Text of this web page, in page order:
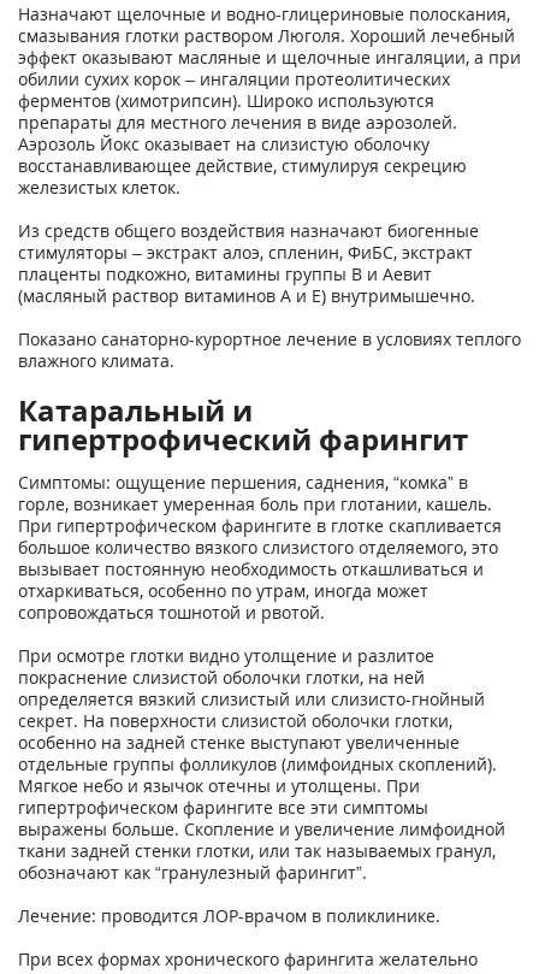
Назначают щелочные и водно-глицериновые полоскания,
смазывания глотки раствором Люголя. Хороший лечебный
эффект оказывают масляные и щелочные ингаляции, а при
обилии сухих корок – ингаляции протеолитических
ферментов (химотрипсин). Широко используются
препараты для местного лечения в виде аэрозолей.
Аэрозоль Йокс оказывает на слизистую оболочку
восстанавливающее действие, стимулируя секрецию
железистых клеток.
Из средств общего воздействия назначают биогенные
стимуляторы – экстракт алоэ, спленин, ФиБС, экстракт
плаценты подкожно, витамины группы В и Аевит
(масляный раствор витаминов А и Е) внутримышечно.
Показано санаторно-курортное лечение в условиях теплого
влажного климата.
Катаральный и
гипертрофический фарингит
Симптомы: ощущение першения, саднения, “комка” в
горле, возникает умеренная боль при глотании, кашель.
При гипертрофическом фарингите в глотке скапливается
большое количество вязкого слизистого отделяемого, это
вызывает постоянную необходимость откашливаться и
отхаркиваться, особенно по утрам, иногда может
сопровождаться тошнотой и рвотой.
При осмотре глотки видно утолщение и разлитое
покраснение слизистой оболочки глотки, на ней
определяется вязкий слизистый или слизисто-гнойный
секрет. На поверхности слизистой оболочки глотки,
особенно на задней стенке выступают увеличенные
отдельные группы фолликулов (лимфоидных скоплений).
Мягкое небо и язычок отечны и утолщены. При
гипертрофическом фарингите все эти симптомы
выражены больше. Скопление и увеличение лимфоидной
ткани задней стенки глотки, или так называемых гранул,
обозначают как “гранулезный фарингит”.
Лечение: проводится ЛОР-врачом в поликлинике.
При всех формах хронического фарингита желательно